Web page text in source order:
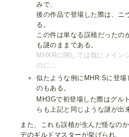
みで、
後の作品で登場した際は、ニ
る。
この件は単なる誤植だったの
も謎のままである。
MHXRに関しては既にメイン
のに…
似たような例にMHR:Sに登場
のもある。
MH3Gで初登場した際はグル
らも上記と同じような謎が出
また、これも誤植が生んだ怪なの
デのギルドマスターが挙げられ、